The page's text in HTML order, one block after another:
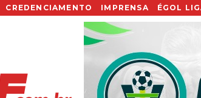
CREDENCIAMENTO IMPRENSA ÉGOL